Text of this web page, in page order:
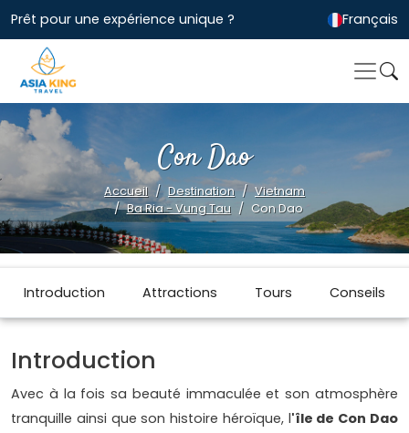
Prêt pour une expérience unique ? Français
Con Dao
Accueil Destination
Vietnam
Ba Ria - Vung Tau
Con Dao
Introduction Attractions Tours Conseils
Introduction
Avec à la fois sa beauté immaculée et son atmosphère
tranquille ainsi que son histoire héroïque, l'île de Con Dao